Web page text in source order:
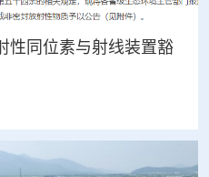
性同位素与射线装置豁